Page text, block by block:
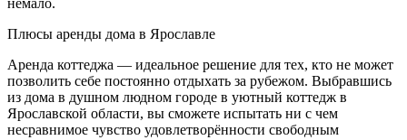
Плюсы аренды дома в Ярославле
Аренда коттеджа — идеальное решение для тех, кто не может
позволить себе постоянно отдыхать за рубежом. Выбравшись
из дома в душном людном городе в уютный коттедж в
Ярославской области, вы сможете испытать ни с чем
несравнимое чувство удовлетворённости свободным